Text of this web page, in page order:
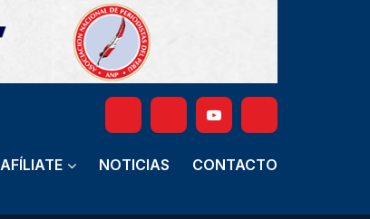
AFÍLIATE NOTICIAS CONTACTO